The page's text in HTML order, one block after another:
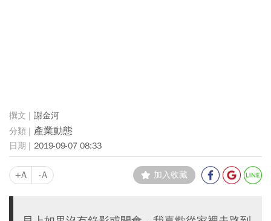
謝金河
產業動態
2019-09-07 08:33
+A -A 加入收藏